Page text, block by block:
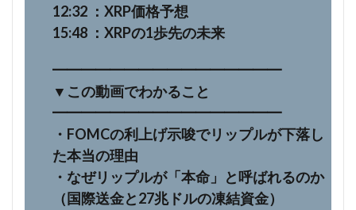
12:32 ：XRP価格予想
15:48 ：XRPの1歩先の未来
━━━━━━━━━━━━━━━━
▼この動画でわかること
━━━━━━━━━━━━━━━━
・FOMCの利上げ示唆でリップルが下落し
た本当の理由
・なぜリップルが「本命」と呼ばれるのか
（国際送金と27兆ドルの凍結資金）